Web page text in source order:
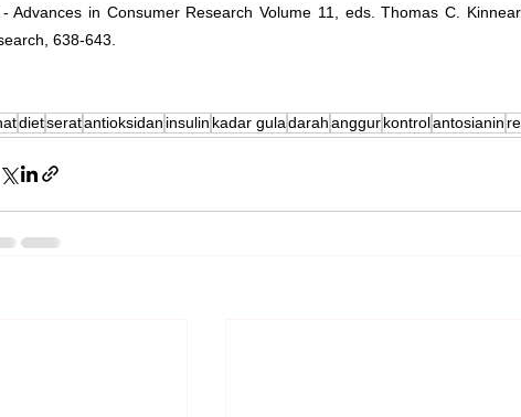
- Advances in Consumer Research Volume 11, eds. Thomas C.
638-643.
dietseratantioksidan insulin kadar guladarahanggurkontrolantosianin